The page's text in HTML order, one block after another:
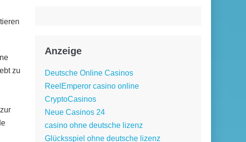
zu
Anzeige
Deutsche Online Casinos
ReelEmperor casino online
CryptoCasinos
Neue Casinos 24
casino ohne deutsche lizenz
Glücksspiel ohne deutsche lizenz